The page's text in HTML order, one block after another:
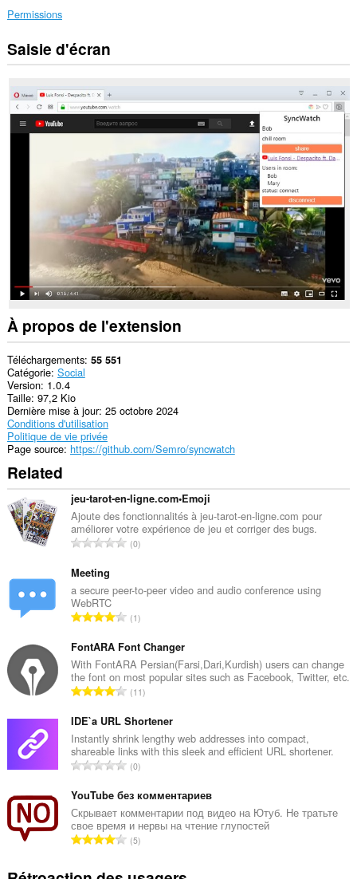
Permissions
Cette
extension
accéder
vos
données
sur
tous
accéder
certains
sites.
This
extension
can
create
rich
notifications
and
display
them
to
you
in
the
system
tray.
Cette
extension
peut
onglets
activités
Saisie d'écran
À propos de l'extension
Téléchargements 55 551
Catégorie Social
Version 1.0.4
Taille 97,2 Kio
Dernière mise à jour 25 octobre 2024
Conditions d'utilisation
Politique de vie privée
Page source https://github.com/Semro/syncwatch
Related
jeu-tarot-en-ligne.com•Emoji
Ajoute des fonctionnalités à jeu-tarot-en-ligne.com pour
améliorer votre expérience de jeu et corriger des bugs.
N
b
e
a
x
i
m
a
l
d
'
v
a
u
0
Meeting
a secure peer-to-peer video and audio conference using
WebRTC
N
m
b
r
e
a
x
i
m
a
l
d
'
v
1
FontARA Font Changer
With FontARA Persian(Farsi,Dari,Kurdish) users can change
the font on most popular sites such as Facebook, Twitter, etc.
N
m
b
r
e
a
x
i
m
11
IDE`a URL Shortener
Instantly shrink lengthy web addresses into compact,
shareable links with this sleek and efficient URL shortener.
N
m
b
e
0
YouTube без комментариев
Скрывает комментарии под видео на Ютуб. Не тратьте
свое время и нервы на чтение глупостей
N
m
5